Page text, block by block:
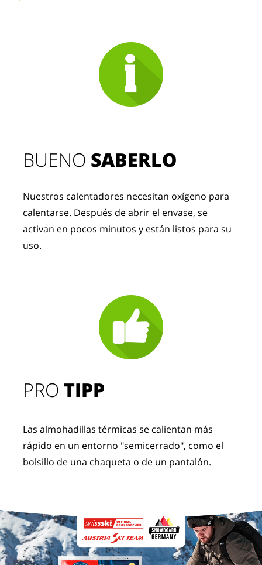
PROTIPP
Las almohadillas térmicas se calientan más
rápido en un entorno "semicerrado", como el
bolsillo de una chaqueta o de un pantalón.
BUENO SABERLO
Nuestros calentadores necesitan oxígeno para
calentarse. Después de abrir el envase, se
activan en pocos minutos y están listos para su
uso.